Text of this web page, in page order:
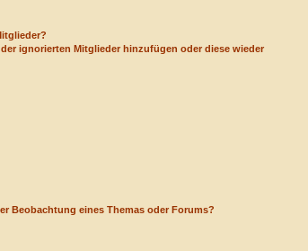
ignorierten Mitglieder hinzufügen oder diese wieder
Beobachtung eines Themas oder Forums?